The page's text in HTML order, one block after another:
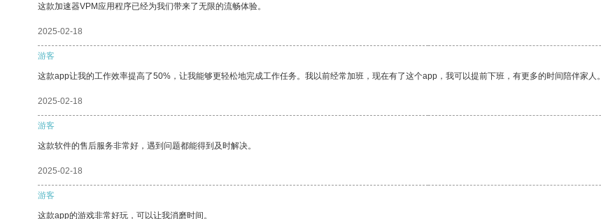
这款加速器VPM应用程序已经为我们带来了无限的流畅体验。
2025-02-18
游客
这款app让我的工作效率提高了50%，让我能够更轻松地完成工作任务。我以前经常加班，现在有了这个app，我可以提前下班，有更多的时间陪伴家人。
2025-02-18
游客
这款软件的售后服务非常好，遇到问题都能得到及时解决。
2025-02-18
游客
这款app的游戏非常好玩，可以让我消磨时间。